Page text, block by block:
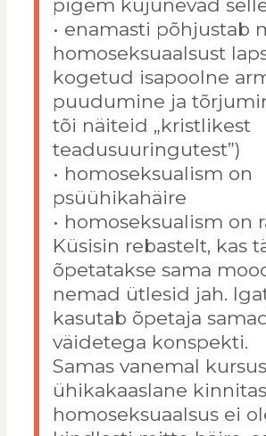
pigem kujunevad
• enamasti põhjustab
homoseksuaalsust
kogetud isapoolne
puudumine ja
tõi näiteid „kristlikest
teadusuuringutest”)
• homoseksualism on
psüühikahäire
• homoseksualism on
Küsisin rebastelt, kas
õpetatakse sama
nemad ütlesid jah.
kasutab õpetaja
väidetega konspekti.
Samas vanemal
ühikakaaslane
homoseksuaalsus ei